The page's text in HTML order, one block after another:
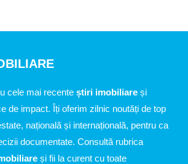
cele mai recente știri imobiliare și
de impact. Îți oferim zilnic noutăți de top
națională și internațională, pentru ca
documentate. Consultă rubrica
și fii la curent cu toate